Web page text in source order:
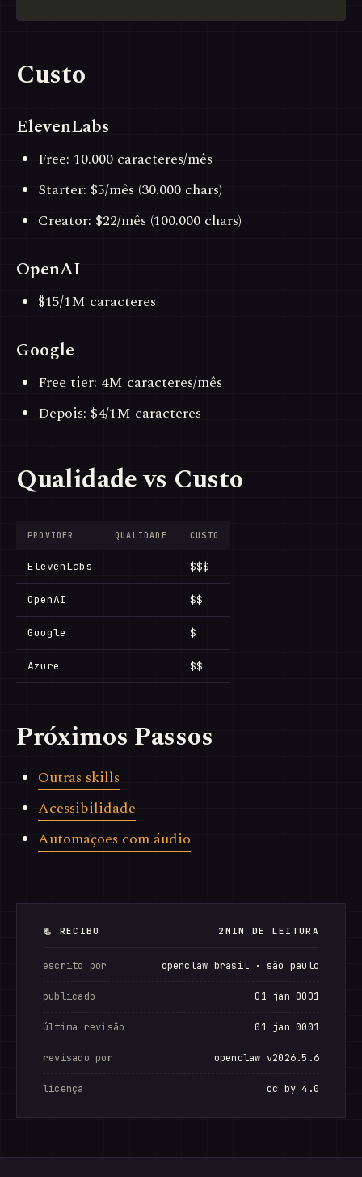
Custo
ElevenLabs
Free: 10.000 caracteres/mês
Starter: $5/mês (30.000 chars)
Creator: $22/mês (100.000 chars)
OpenAI
$15/1M caracteres
Google
Free tier: 4M caracteres/mês
Depois: $4/1M caracteres
Qualidade vs Custo
PROVIDER QUALIDADE CUSTO
ElevenLabs $$$
OpenAI $$
Google $
Azure $$
Próximos Passos
Outras skills
Acessibilidade
Automações com áudio
📃 RECIBO 2MIN DE LEITURA
escrito por openclaw brasil · são paulo
publicado 01 jan 0001
última revisão 01 jan 0001
revisado por openclaw v2026.5.6
licença cc by 4.0